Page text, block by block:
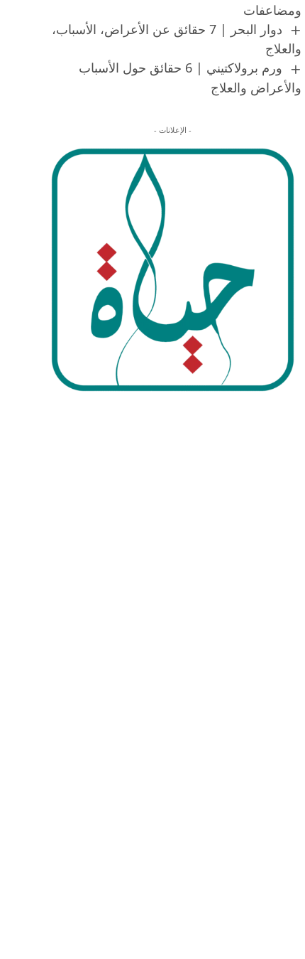
ومضاعفات
دوار البحر | 7 حقائق عن الأعراض، الأسباب،
والعلاج
ورم برولاكتيني | 6 حقائق حول الأسباب
والأعراض والعلاج
- الإعلانات -